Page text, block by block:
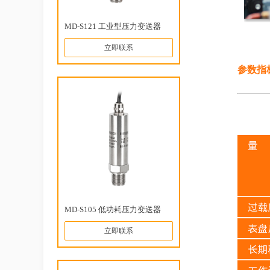
MD-S121 工业型压力变送器
立即联系
MD-S105 低功耗压力变送器
立即联系
参数指